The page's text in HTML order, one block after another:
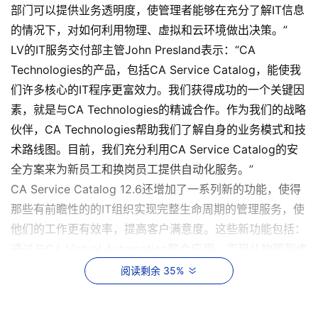
部门可以提供业务透明度，使管理者能够在充分了解IT信息
的情况下，对如何利用物理、虚拟和云环境做出决策。 ”
LV的IT服务交付部主管John Presland表示： “CA
Technologies的产品，包括CA Service Catalog，能使我
们许多核心的IT程序更富效力。我们获得成功的一个关键因
素，就是与CA Technologies的精诚合作。作为我们的战略
伙伴， CA Technologies帮助我们了解自身的业务模式和技
术路线图。目前，我们充分利用 CA Service Catalog的安
全方案来为新员工和换岗员工提供自动化服务。 ”
CA Service Catalog 12.6还增加了一系列新的功能，使得
那些有前瞻性的的IT组织实现完整生命周期的管理服务，使
他们的工作更有效率，提高客户满意度。这些新功能包括：
拟进而到云环境资源的自动部署。用户可以根据功能定价、
分级定价和统一定价等标准和成本计划，自动生成消费虚拟
阅读剩余 35%